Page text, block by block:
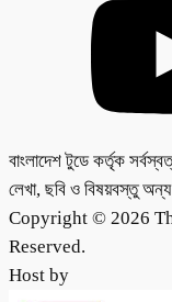
বাংলাদেশ টুডে কর্তৃক
লেখা, ছবি ও বিষয়বস্তু
Copyright © 2026
Reserved.
Host by